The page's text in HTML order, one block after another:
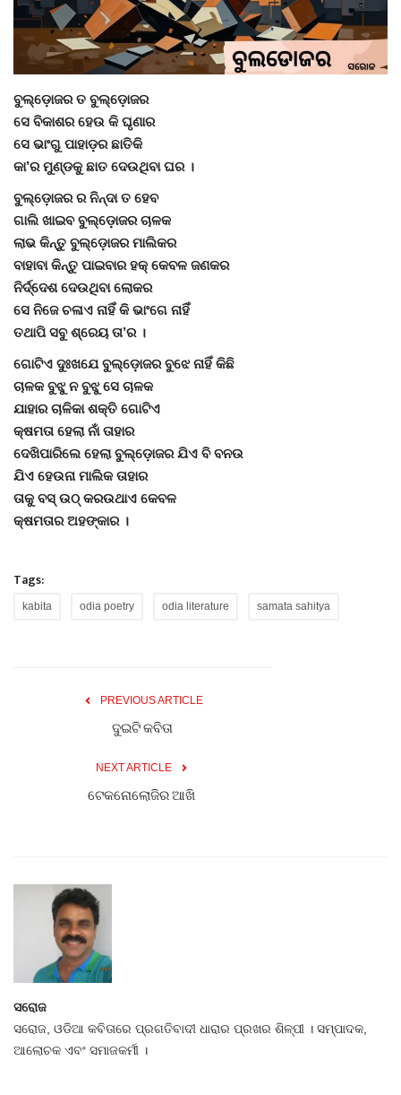
Gallery
ସାହିତ୍ୟ
ସଂସ୍କୃତି
ସିନେମା
ଭିଡିଓ
ବୁଲ୍‌ଡ଼ୋଜର ତ ବୁଲ୍‌ଡ଼ୋଜର
ସେ ବିକାଶର ହେଉ କି ଘୃଣାର
ସେ ଭାଂଗୁ ପାହାଡ଼ର ଛାତିକି
କା’ର ମୁଣ୍ଡକୁ ଛାତ ଦେଉଥିବା ଘର ।
ବୁଲ୍‌ଡ଼ୋଜର ର ନିନ୍ଦା ତ ହେବ
ଗାଲି ଖାଇବ ବୁଲ୍‌ଡ଼ୋଜର ଚାଳକ
ଲାଭ କିନ୍ତୁ ବୁଲ୍‌ଡ଼ୋଜର ମାଲିକର
ବାହାବା କିନ୍ତୁ ପାଇବାର ହକ୍ କେବଳ ଜଣକର
ନିର୍ଦ୍ଦେଶ ଦେଉଥିବା ଲୋକର
ସେ ନିଜେ ଚଳାଏ ନାହିଁ କି ଭାଂଗେ ନାହିଁ
ତଥାପି ସବୁ ଶ୍ରେୟ ତା’ର ।
ଗୋଟିଏ ଦୁଃଖଯେ ବୁଲ୍‌ଡ଼ୋଜର ବୁଝେ ନାହିଁ କିଛି
ଚାଳକ ବୁଝୁ ନ ବୁଝୁ ସେ ଚାଳକ
ଯାହାର ଚାଳିକା ଶକ୍ତି ଗୋଟିଏ
କ୍ଷମତା ହେଲା ନାଁ ତାହାର
ଦେଖିପାରିଲେ ହେଲା ବୁଲ୍‌ଡ଼ୋଜର ଯିଏ ବି ବନଉ
ଯିଏ ହେଉନା ମାଲିକ ତାହାର
ତାକୁ ବସ୍ ଉଠ୍ କରଉଥାଏ କେବଳ
କ୍ଷମତାର ଅହଙ୍କାର ।
Tags:
kabita odia poetry odia literature samata sahitya
PREVIOUS ARTICLE
ଦୁଇଟି କବିତା
NEXT ARTICLE
ଟେକନୋଲୋଜିର ଆଖି
ସରୋଜ
ସରୋଜ, ଓଡିଆ କବିତାରେ ପ୍ରଗତିବାଦୀ ଧାରାର ପ୍ରଖର ଶିଳ୍ପୀ । ସମ୍ପାଦକ,
ଆଲୋଚକ ଏବଂ ସମାଜକର୍ମୀ ।